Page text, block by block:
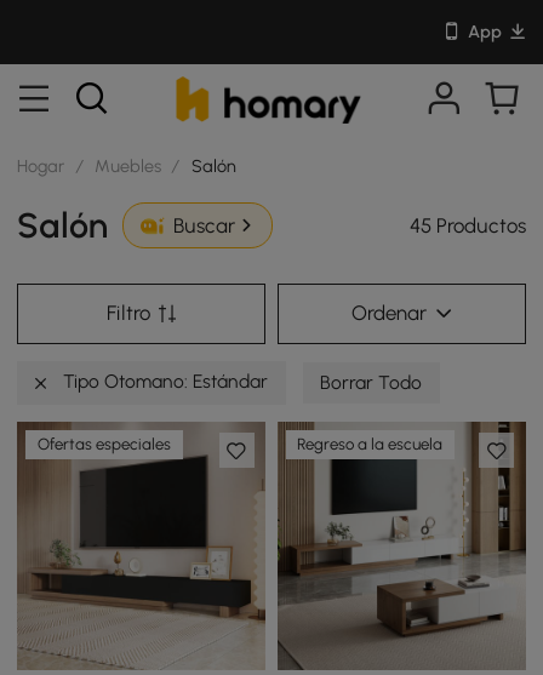
App
Hogar / Muebles / Salón
Salón Buscar 45 Productos
Filtro Ordenar
Tipo Otomano: Estándar Borrar Todo
Ofertas especiales Regreso a la escuela